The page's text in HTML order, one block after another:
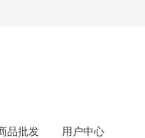
品批发 用户中心